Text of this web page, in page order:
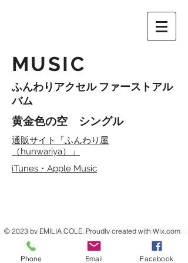
MUSIC
ふんわりアクセル ファーストアル
バム
黄金色の空 シングル
通販サイト「ふんわり屋
（hunwariya）」
iTunes・Apple Music
© 2023 by EMILIA COLE. Proudly created with Wix.com
Phone Email Facebook